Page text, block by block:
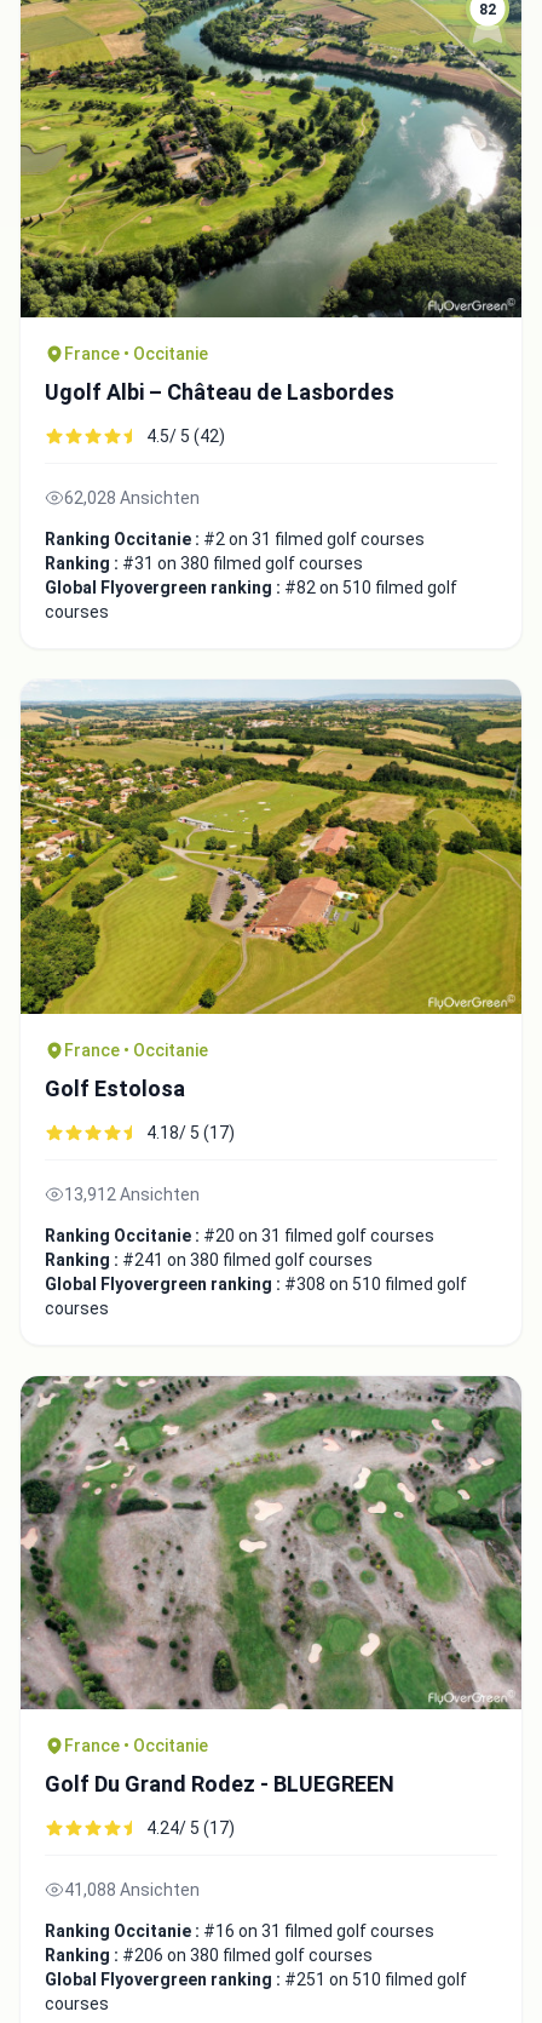
82
France • Occitanie
Ugolf Albi – Château de Lasbordes
4.5/ 5 (42)
62,028 Ansichten
Ranking Occitanie : #2 on 31 filmed golf courses
Ranking : #31 on 380 filmed golf courses
Global Flyovergreen ranking : #82 on 510 filmed golf
courses
France • Occitanie
Golf Estolosa
4.18/ 5 (17)
13,912 Ansichten
Ranking Occitanie : #20 on 31 filmed golf courses
Ranking : #241 on 380 filmed golf courses
Global Flyovergreen ranking : #308 on 510 filmed golf
courses
France • Occitanie
Golf Du Grand Rodez - BLUEGREEN
4.24/ 5 (17)
41,088 Ansichten
Ranking Occitanie : #16 on 31 filmed golf courses
Ranking : #206 on 380 filmed golf courses
Global Flyovergreen ranking : #251 on 510 filmed golf
courses
Close